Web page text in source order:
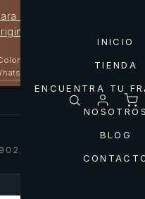
estrenar tu próxima
INICIO
TIENDA
ENCUENTRA TU
BLOG
31 THALIA. RAY-BAN